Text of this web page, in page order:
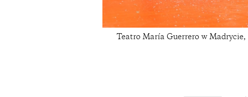
Teatro María Guerrero w Madrycie,